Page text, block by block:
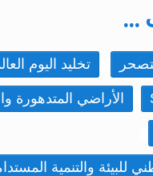
...
تخليد اليوم
الأراضي المتدهورة
للبيئة والتنمية